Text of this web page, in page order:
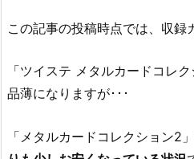
この記事の投稿時点では、収録
「ツイステ メタルカードコレ
品薄になりますが･･･
「メタルカードコレクション2」